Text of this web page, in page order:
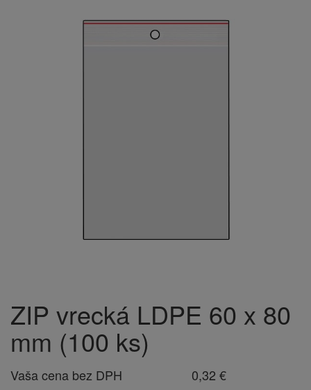
ZIP vrecká LDPE 60 x 80
mm (100 ks)
Vaša cena bez DPH
0,32 €